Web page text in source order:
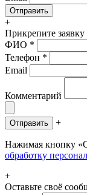
+
Прикрепите заявку
ФИО *
Телефон *
Email
Комментарий
Отправить +
Нажимая кнопку
обработку
+
Оставьте своё